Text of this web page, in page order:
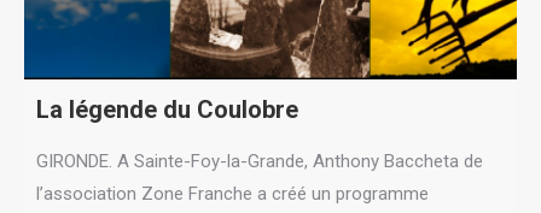
La légende du Coulobre
GIRONDE. A Sainte-Foy-la-Grande, Anthony Baccheta de
l’association Zone Franche a créé un programme